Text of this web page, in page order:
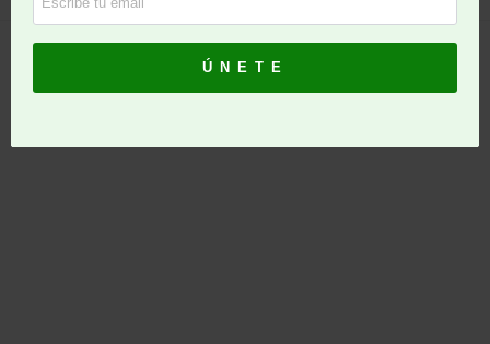
COPYRIGHT © 2026 SABORES DE CÓRDOBA